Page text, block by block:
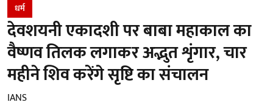
धर्म
देवशयनी एकादशी पर बाबा महाकाल का
वैष्णव तिलक लगाकर अद्भुत शृंगार, चार
महीने शिव करेंगे सृष्टि का संचालन
IANS